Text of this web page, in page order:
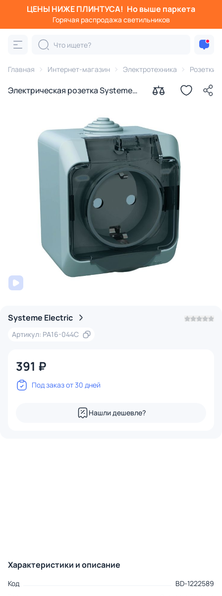
ЦЕНЫ НИЖЕ ПЛИНТУСА! Но выше паркета
Горячая распродажа светильников
Главная Интернет-магазин Электротехника Розетки
Электрическая розетка Systeme
Systeme Electric
Артикул: PA16-044C
391 ₽
Под заказ от 30 дней
Нашли дешевле?
Характеристики и описание
Код
BD-1222589